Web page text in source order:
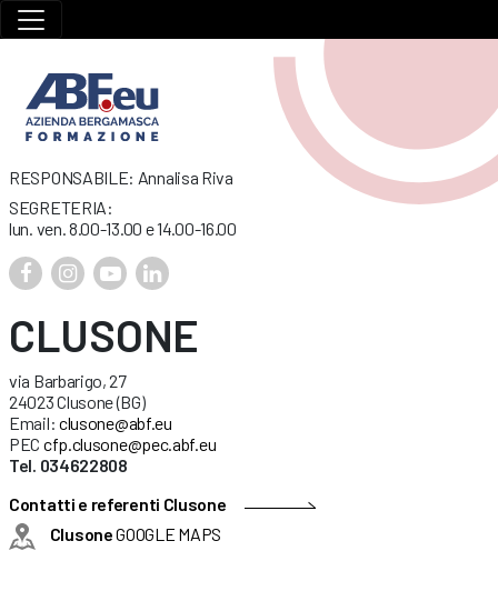
RESPONSABILE: Annalisa Riva
SEGRETERIA:
lun. ven. 8.00-13.00 e 14.00-16.00
CLUSONE
via Barbarigo, 27
24023 Clusone (BG)
Email: clusone@abf.eu
PEC cfp.clusone@pec.abf.eu
Tel. 034622808
Contatti e referenti Clusone
ClusoneGOOGLE MAPS